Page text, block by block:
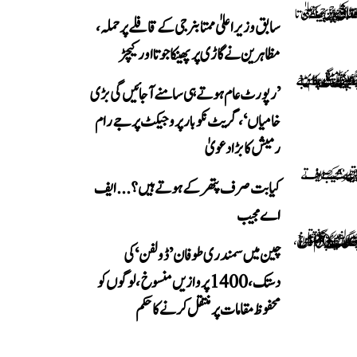
سابق وزیر اعلیٰ ممتا بنرجی کے قافلے پر حملہ،
مظاہرین نے گاڑی پر پھینکا جوتا اور کیچڑ
’رپورٹ عام ہوتے ہی سامنے آ جائیں گی بڑی
خامیاں‘، گریٹ نکوبار پروجیکٹ پر جے رام
رمیش کا بڑا دعویٰ
کیا بت صرف پتھر کے ہوتے ہیں؟...ایف
اے مجیب
چین میں سمندری طوفان ’ڈولفن‘ کی
دستک، 1400 پروازیں منسوخ، لوگوں کو
محفوظ مقامات پر منتقل کرنے کا حکم